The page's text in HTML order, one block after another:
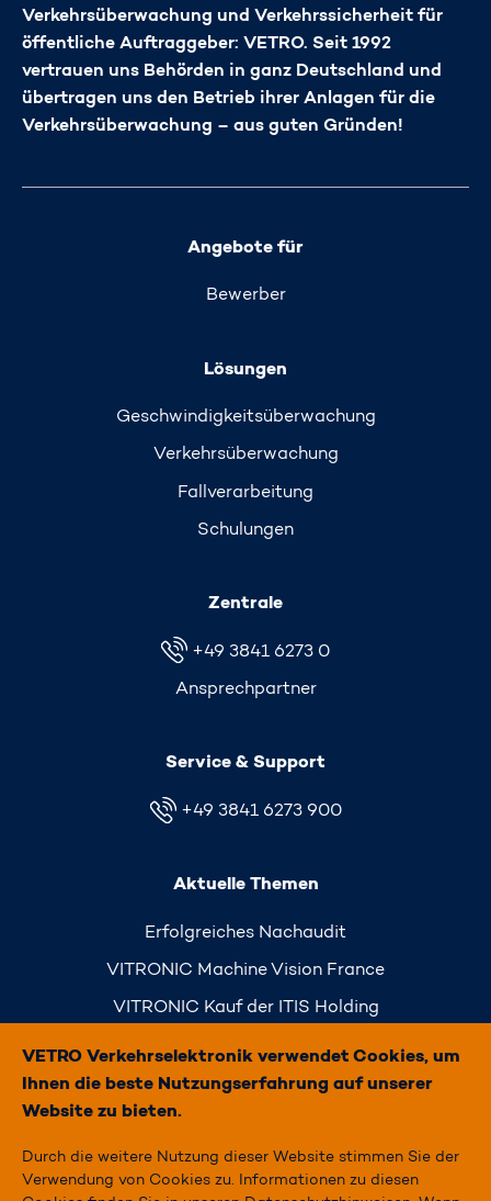
Verkehrsüberwachung und Verkehrssicherheit für
öffentliche Auftraggeber: VETRO. Seit 1992
vertrauen uns Behörden in ganz Deutschland und
übertragen uns den Betrieb ihrer Anlagen für die
Verkehrsüberwachung – aus guten Gründen!
Angebote für
Bewerber
Lösungen
Geschwindigkeits­überwachung
Verkehrs­überwachung
Fallverarbeitung
Schulungen
Zentrale
+49 3841 6273 0
Ansprechpartner
Service & Support
+49 3841 6273 900
Aktuelle Themen
Erfolgreiches Nachaudit
VITRONIC Machine Vision France
VITRONIC Kauf der ITIS Holding
Simply Traffic
STARTSEITE
VETRO Verkehrselektronik verwendet Cookies, um
Ihnen die beste Nutzungserfahrung auf unserer
Website zu bieten.
Durch die weitere Nutzung dieser Website stimmen Sie der
Verwendung von Cookies zu. Informationen zu diesen